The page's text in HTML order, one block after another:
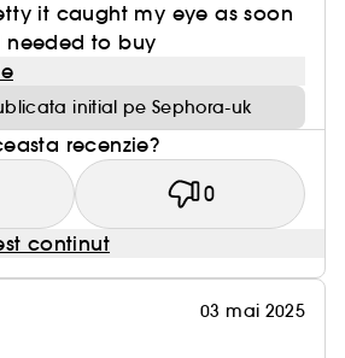
it caught my eye as soon
needed to buy
initial pe Sephora-uk
recenzie?
0
continut
03 mai 2025